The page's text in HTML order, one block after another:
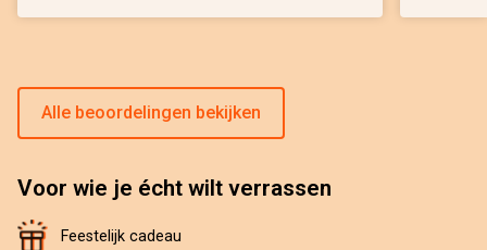
Alle beoordelingen bekijken
Voor wie je écht wilt verrassen
Feestelijk cadeau